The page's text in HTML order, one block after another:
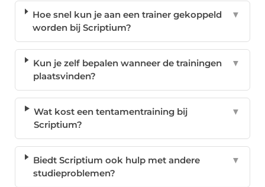
Hoe snel kun je aan een trainer gekoppeld
worden bij Scriptium?
▼
Kun je zelf bepalen wanneer de trainingen
plaatsvinden?
▼
Wat kost een tentamentraining bij
Scriptium?
▼
Biedt Scriptium ook hulp met andere
studieproblemen?
▼